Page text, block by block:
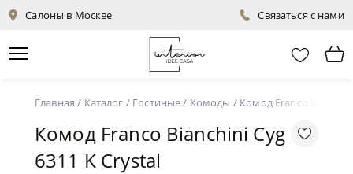
Салоны в Москве Связаться с нами
Главная / Каталог / Гостиные/ Комоды / Комод Franco
Комод Franco Bianchini Cyg
6311 K Crystal